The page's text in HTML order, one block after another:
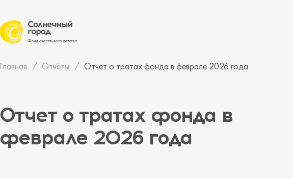
Главная Отчёты Отчет о тратах фонда в феврале 2026 года
Отчет о тратах фонда в
феврале 2026 года